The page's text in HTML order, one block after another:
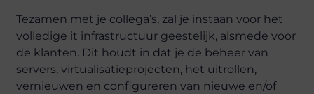
Tezamen met je collega’s, zal je instaan voor het
volledige it infrastructuur geestelijk, alsmede voor
de klanten. Dit houdt in dat je de beheer van
servers, virtualisatieprojecten, het uitrollen,
vernieuwen en configureren van nieuwe en/of